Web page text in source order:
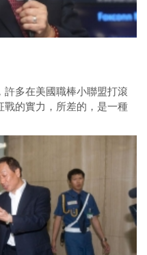
多在美國職棒小聯盟打滾
戰的實力，所差的，是一種